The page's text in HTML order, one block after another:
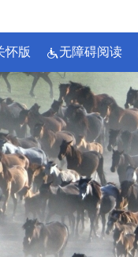
怀版 无障碍阅读